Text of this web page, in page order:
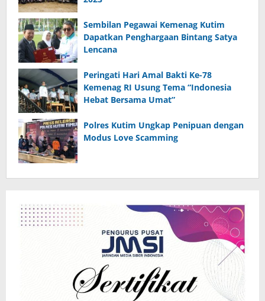
Sembilan Pegawai Kemenag Kutim
Dapatkan Penghargaan Bintang Satya
Lencana
Peringati Hari Amal Bakti Ke-78
Kemenag RI Usung Tema “Indonesia
Hebat Bersama Umat”
Polres Kutim Ungkap Penipuan dengan
Modus Love Scamming